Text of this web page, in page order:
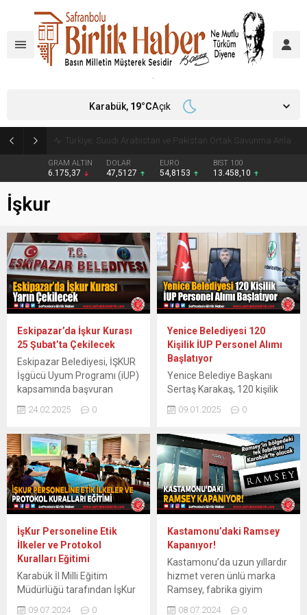
GRAM ALTIN
6.175,37
DOLAR
47,5127
EURO
54,8153
BIST 100
13.458,10
Karabük, 19°CAçık
İşkur
Eskipazar’da İşkur Kurası
25 Şubat’ta Çekilecek
Eskipazar Belediyesi, İŞKUR
İşgücü Uyum Programı (iUP)
kapsamında başvuran
Yarın saat 10.00’da
Merkezi’nde noter
huzurunda
gerçekleştirileceğini
duyurdu. Eskipazar
Belediyesi, İŞKUR İşgücü
Uyum Programı (iUP)
kapsamında istihdam
edilmek üzere başvuran
adayların kura çekimiyle
belirleneceğini açıkladı. Kura
çekimi, 25 Şubat 2025 Salı
günü saat 10.00’da
Eskipazar...
24.02.2025 0
Yenice Belediyesi 120
Kişilik İUP Personel Alımı
Başlatıyor
Yenice Belediye Başkanı
Sertaş Karakaş, 120 kişilik
alımının başladığını duyurdu.
Sertaş Karakaş, ilçede 120
kişilik yeni bir İUP personel
alımının başlatıldığını
açıkladı. Belediye ve Yenice
Kaymakamlığı işbirliğinde
yapılacak bu alım, 10 ay
süreli olarak
gerçekleştirilecek.
Başvurular, 20-24 Ocak
2025 tarihleri arasında
yapılabilecek. Vatandaşlar,...
09.01.2025 0
İşKur Personeline Etik
İlkeler ve Protokol
Kuralları Eğitimi
Karabük İl Milli Eğitim
Müdürlüğü tarafından İşKur
09.07.2024 0
Kastamonu’daki Ramsey
Kapanıyor!
Kastamonu’da uzun yıllardır
hizmet veren ünlü marka
Ramsey, fabrika giyim
08.07.2024 0